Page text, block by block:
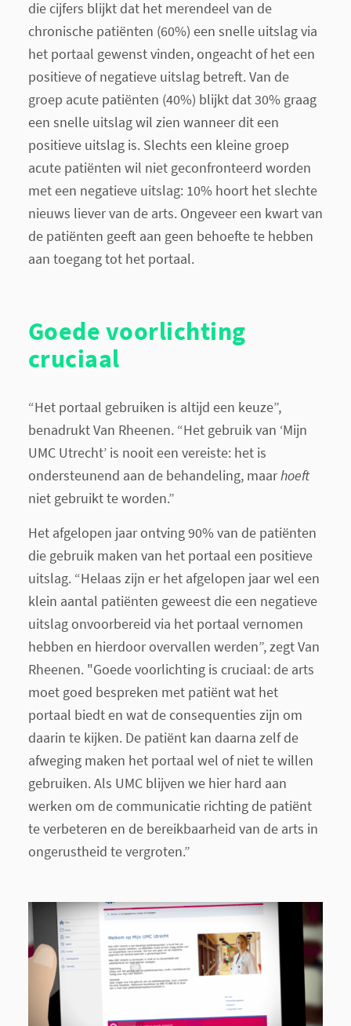
die cijfers blijkt dat het merendeel van de
chronische patiënten (60%) een snelle uitslag via
het portaal gewenst vinden, ongeacht of het een
positieve of negatieve uitslag betreft. Van de
groep acute patiënten (40%) blijkt dat 30% graag
een snelle uitslag wil zien wanneer dit een
positieve uitslag is. Slechts een kleine groep
acute patiënten wil niet geconfronteerd worden
met een negatieve uitslag: 10% hoort het slechte
nieuws liever van de arts. Ongeveer een kwart van
de patiënten geeft aan geen behoefte te hebben
aan toegang tot het portaal.
Goede voorlichting
cruciaal
“Het portaal gebruiken is altijd een keuze”,
benadrukt Van Rheenen. “Het gebruik van ‘Mijn
UMC Utrecht’ is nooit een vereiste: het is
ondersteunend aan de behandeling, maarhoeft
niet gebruikt te worden.”
Het afgelopen jaar ontving 90% van de patiënten
die gebruik maken van het portaal een positieve
uitslag. “Helaas zijn er het afgelopen jaar wel een
klein aantal patiënten geweest die een negatieve
uitslag onvoorbereid via het portaal vernomen
hebben en hierdoor overvallen werden”, zegt Van
Rheenen. "Goede voorlichting is cruciaal: de arts
moet goed bespreken met patiënt wat het
portaal biedt en wat de consequenties zijn om
daarin te kijken. De patiënt kan daarna zelf de
afweging maken het portaal wel of niet te willen
gebruiken. Als UMC blijven we hier hard aan
werken om de communicatie richting de patiënt
te verbeteren en de bereikbaarheid van de arts in
ongerustheid te vergroten.”